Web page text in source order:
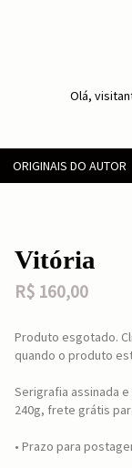
Olá,
ORIGINAIS DO AUTOR
Vitória
R$ 160,00
Produto esgotado.
quando o produto
Serigrafia assinada
240g, frete grátis
• Prazo para